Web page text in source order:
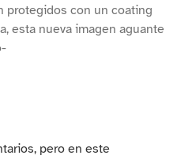
protegidos con un coating
esta nueva imagen aguante
pero en este